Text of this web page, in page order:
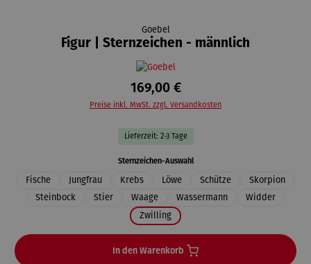
Goebel
Figur | Sternzeichen - männlich
169,00 €
Preise inkl. MwSt. zzgl. Versandkosten
Lieferzeit: 2-3 Tage
Sternzeichen-Auswahlauswählen
Fische Jungfrau Krebs Löwe Schütze
Skorpion
Steinbock
Stier Waage Wassermann
Widder
Zwilling
In den Warenkorb